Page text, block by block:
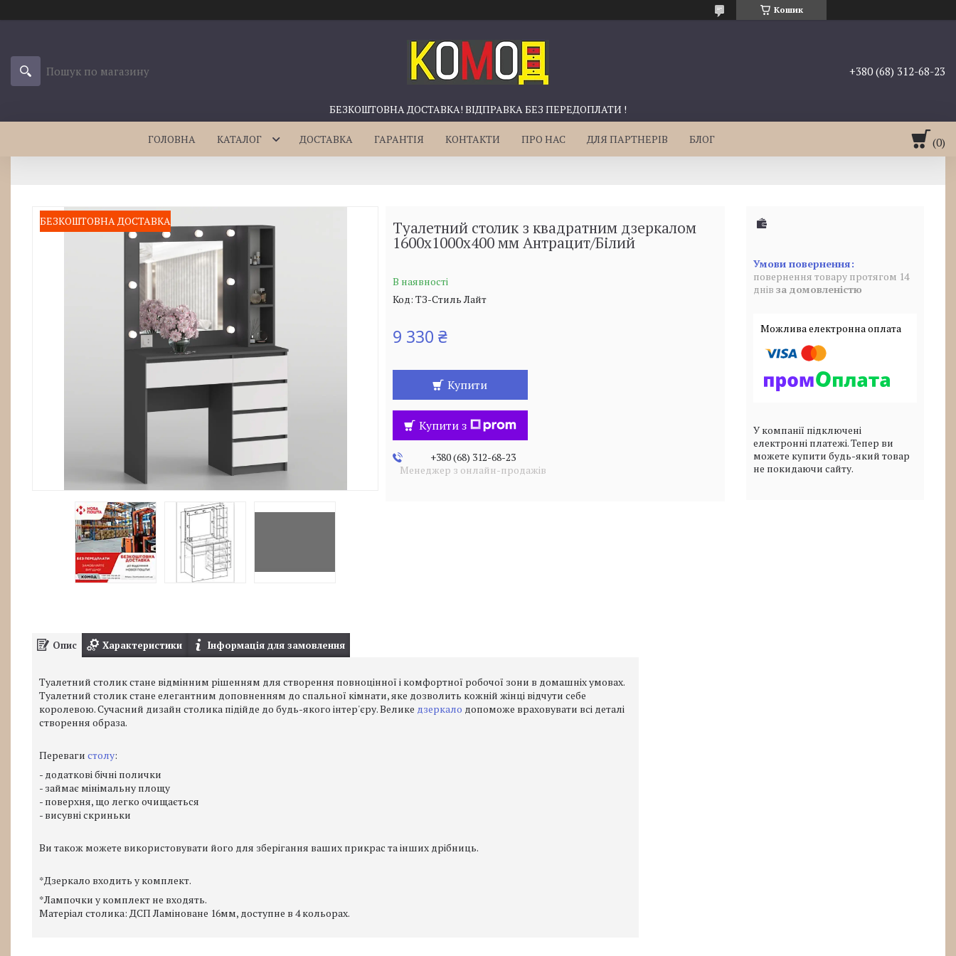
Кошик
БЕЗКОШТОВНА ДОСТАВКА! ВІДПРАВКА БЕЗ ПЕРЕДОПЛАТИ !
+380 (68) 312-68-23
ГОЛОВНА КАТАЛОГ ДОСТАВКА ГАРАНТІЯ КОНТАКТИ ПРО НАС ДЛЯ ПАРТНЕРІВ БЛОГ
БЕЗКОШТОВНА ДОСТАВКА Туалетний столик з квадратним дзеркалом
1600х1000х400 мм Антрацит/Білий
В наявності
Код: ТЗ-Стиль Лайт
9 330 ₴
Купити
Купити з
+380 (68) 312-68-23
Менеджер з онлайн-продажів
повернення товару протягом 14
днів за домовленістю
У компанії підключені
електронні платежі. Тепер ви
можете купити будь-який товар
не покидаючи сайту.
Опис Характеристики Інформація для замовлення
Туалетний столик стане відмінним рішенням для створення повноцінної і комфортної робочої зони в домашніх умовах.
Туалетний столик стане елегантним доповненням до спальної кімнати, яке дозволить кожній жінці відчути себе
королевою. Сучасний дизайн столика підійде до будь-якого інтер'єру. Велике дзеркало допоможе враховувати всі деталі
створення образа.
Переваги столу:
- додаткові бічні полички
- займає мінімальну площу
- поверхня, що легко очищається
- висувні скриньки
Ви також можете використовувати його для зберігання ваших прикрас та інших дрібниць.
*Дзеркало входить у комплект.
*Лампочки у комплект не входять.
Матеріал столика: ДСП Ламіноване 16мм, доступне в 4 кольорах.